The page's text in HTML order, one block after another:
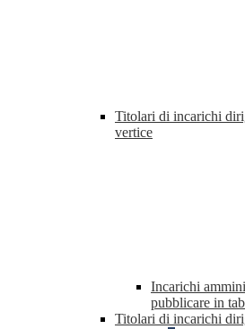
Titolari di incarichi
vertice
Incarichi
pubblicare in
Titolari di incarichi